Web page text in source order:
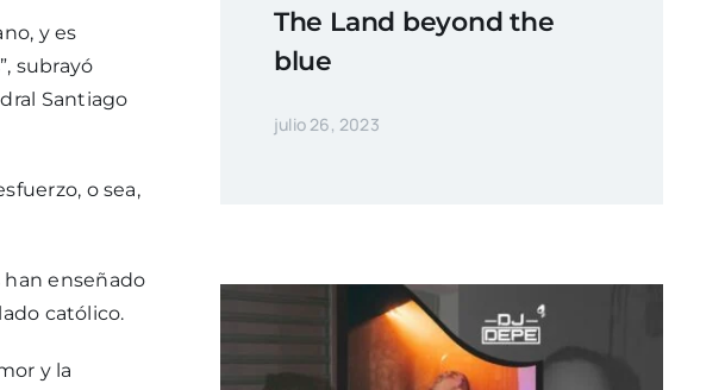
y es
subrayó
Santiago
o sea,
enseñado
católico.
y la
The Land beyond the
blue
julio 26, 2023